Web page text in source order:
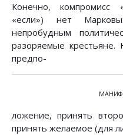
Конечно, компромисс
«если») нет
непробудным
разоряемые крестьяне.
предпо-
ложение, принять
принять желаемое (для